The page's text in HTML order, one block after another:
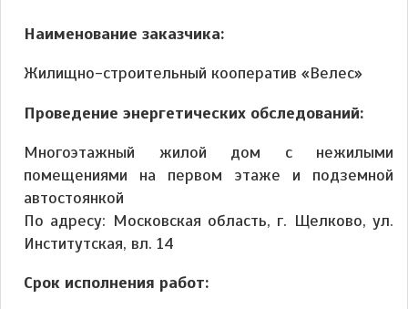
Наименование заказчика:
Жилищно-строительный кооператив «Велес»
Проведение энергетических обследований:
Многоэтажный жилой дом с нежилыми
помещениями на первом этаже и подземной
автостоянкой
По адресу: Московская область, г. Щелково, ул.
Институтская, вл. 14
Срок исполнения работ: